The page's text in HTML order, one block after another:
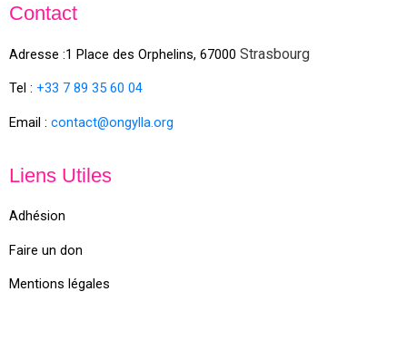
Contact
Adresse :1 Place des Orphelins, 67000 Strasbourg
Tel : +33 7 89 35 60 04
Email : contact@ongylla.org
Liens Utiles
Adhésion
Faire un don
Mentions légales